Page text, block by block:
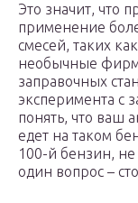
Это значит, что
применение
смесей, таких
необычные
заправочных
эксперимента с
понять, что ваш
едет на таком
100-й бензин,
один вопрос –